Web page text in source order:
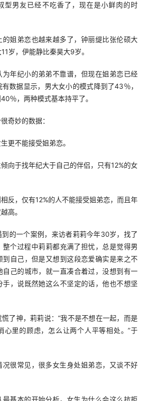
男友已经不吃香了，现在是小鲜肉的时
姐弟恋也越来越多了，钟丽缇比张伦硕大
岁，伊能静比秦昊大9岁。
年纪小的弟弟不靠谱，但现在姐弟恋已经
数据显示，男大女小的模式降到了43％，
％，两种模式基本持平了。
妙的数据：
不能接受姐弟恋。
于找年纪大于自己的伴侣，只有12%的女
，仅有12%的人不能接受姐弟恋，而且年
高。
一个案例，来访者莉莉今年30岁，找了
整个过程中莉莉都充满了担忧，总是觉得男
到自己，但是又想到这段恋爱确实是来之不
自己的城市，就一直凑合着过，没想到有一
手，说既然她这么不坚定的话，他也不想坚
神，莉莉说：“我不是不想在一起，而是
心里的顾虑，怎么让两个人平等相处。”于
很常见，很多女生身处姐弟恋，又谈不好
本的开始分析，女生为什么会这么抗拒